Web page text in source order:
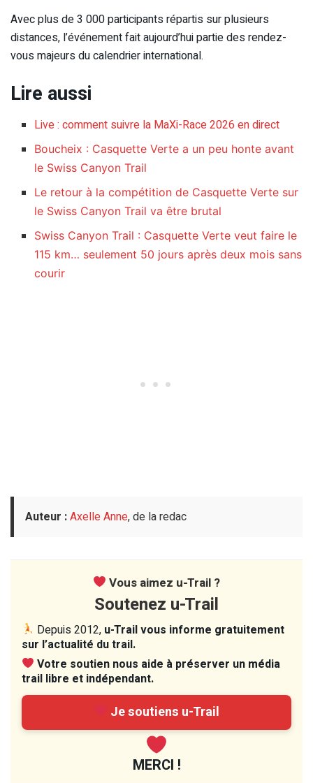
Avec plus de 3 000 participants répartis sur plusieurs
distances, l’événement fait aujourd’hui partie des rendez-
vous majeurs du calendrier international.
Lire aussi
Live : comment suivre la MaXi-Race 2026 en direct
Boucheix : Casquette Verte a un peu honte avant
le Swiss Canyon Trail
Le retour à la compétition de Casquette Verte sur
le Swiss Canyon Trail va être brutal
Swiss Canyon Trail : Casquette Verte veut faire le
115 km… seulement 50 jours après deux mois sans
courir
Auteur :Axelle Anne, de la redac
Vous aimez u-Trail ?
Soutenez u-Trail
Depuis 2012, u-Trail vous informe gratuitement
sur l’actualité du trail.
Votre soutien nous aide à préserver un média
trail libre et indépendant.
Je soutiens u-Trail
MERCI !